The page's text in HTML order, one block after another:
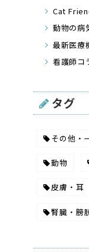
Cat
動物の病
最新医療
看護師コ
タグ
その他・
動物
皮膚・耳
腎臓・膀